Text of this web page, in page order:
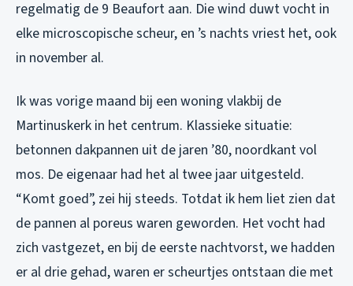
regelmatig de 9 Beaufort aan. Die wind duwt vocht in
elke microscopische scheur, en ’s nachts vriest het, ook
in november al.
Ik was vorige maand bij een woning vlakbij de
Martinuskerk in het centrum. Klassieke situatie:
betonnen dakpannen uit de jaren ’80, noordkant vol
mos. De eigenaar had het al twee jaar uitgesteld.
“Komt goed”, zei hij steeds. Totdat ik hem liet zien dat
de pannen al poreus waren geworden. Het vocht had
zich vastgezet, en bij de eerste nachtvorst, we hadden
er al drie gehad, waren er scheurtjes ontstaan die met